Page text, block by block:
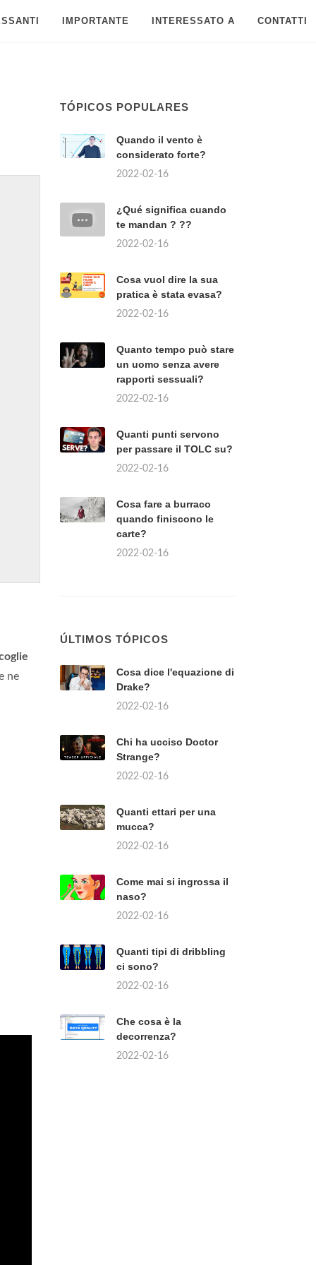
IMPORTANTE INTERESSATO A CONTATTI
ne
TÓPICOS POPULARES
Quando il vento è
considerato forte?
2022-02-16
¿Qué significa cuando
te mandan ? ??
2022-02-16
Cosa vuol dire la sua
pratica è stata evasa?
2022-02-16
Quanto tempo può stare
un uomo senza avere
rapporti sessuali?
2022-02-16
Quanti punti servono
per passare il TOLC su?
2022-02-16
Cosa fare a burraco
quando finiscono le
carte?
2022-02-16
ÚLTIMOS TÓPICOS
Cosa dice l'equazione di
Drake?
2022-02-16
Chi ha ucciso Doctor
Strange?
2022-02-16
Quanti ettari per una
mucca?
2022-02-16
Come mai si ingrossa il
naso?
2022-02-16
Quanti tipi di dribbling
ci sono?
2022-02-16
Che cosa è la
decorrenza?
2022-02-16